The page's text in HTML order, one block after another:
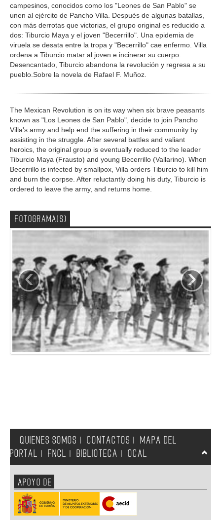
campesinos, conocidos como los "Leones de San Pablo" se
unen al ejército de Pancho Villa. Después de algunas batallas,
con más derrotas que victorias, el grupo original es reducido a
dos: Tiburcio Maya y el joven "Becerrillo". Una epidemia de
viruela se desata entre la tropa y "Becerrillo" cae enfermo. Villa
ordena a Tiburcio matar al joven e incinerar su cuerpo.
Desencantado, Tiburcio abandona la revolución y regresa a su
pueblo.Sobre la novela de Rafael F. Muñoz.
The Mexican Revolution is on its way when six brave peasants
known as "Los Leones de San Pablo", decide to join Pancho
Villa's army and help end the suffering in their community by
assisting in the struggle. After several battles and valiant
heroics, the original group is eventually reduced to the leader
Tiburcio Maya (Frausto) and young Becerrillo (Vallarino). When
Becerrillo is infected by smallpox, Villa orders Tiburcio to kill him
and burn the corpse. After reluctantly doing his duty, Tiburcio is
ordered to leave the army, and returns home.
FOTOGRAMA(S)
‹ ›
QUIENES SOMOS CONTACTOS
MAPA DEL
PORTAL
FNCL BIBLIOTECA OCAL
APOYO DE